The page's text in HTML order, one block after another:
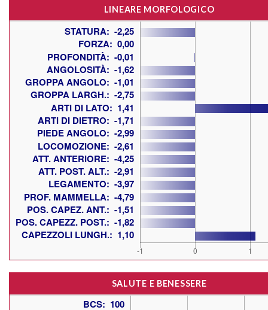
LINEARE MORFOLOGICO
SALUTE E BENESSERE